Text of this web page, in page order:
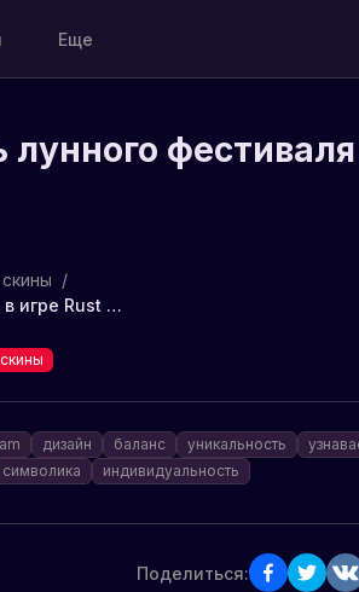
Еще
/
Новые скины в честь лунного фестиваля в игре Rust в Steam
дизайн баланс уникальность
символика индивидуальность
Поделиться: